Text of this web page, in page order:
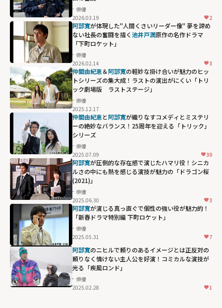
俳優
2026.03.19
2
池井戸潤原作の
名作ドラマ「下
町ロケット」"
width="304"
height="203"
loading="lazy"
fetchpriority="h
igh">
阿部寛が体現した"人間くさいリーダー像"―― 夢を諦め
ない社長の奮闘を描く池井戸潤原作の名作ドラマ
「下町ロケット」
俳優
2026.02.14
3
仲間由紀恵＆阿部寛の軽妙な掛け合いが魅力のヒッ
トシリーズの集大成！ラストの演出がにくい「トリ
ック劇場版 ラストステージ」
俳優
2025.12.17
仲間由紀恵と阿部寛が織りなすコメディとミステリ
ーの絶妙なバランス！25周年を迎える「トリック」
シリーズ
俳優
2025.07.09
30
阿部寛が圧倒的な存在感で演じたハマリ役！シニカ
ルさの中にも熱を感じる演技が魅力の「ドラゴン桜
(2021)」
俳優
2025.06.30
3
阿部寛が演じる真っ直ぐで個性の強い役が魅力的！
「新春ドラマ特別編 下町ロケット」
俳優
2025.05.31
7
阿部寛のニヒルで頼りのあるイメージとは正反対の
頼りなく情けない主人公を好演！コミカルな演技が
光る「疾風ロンド」
俳優
2025.02.28
1